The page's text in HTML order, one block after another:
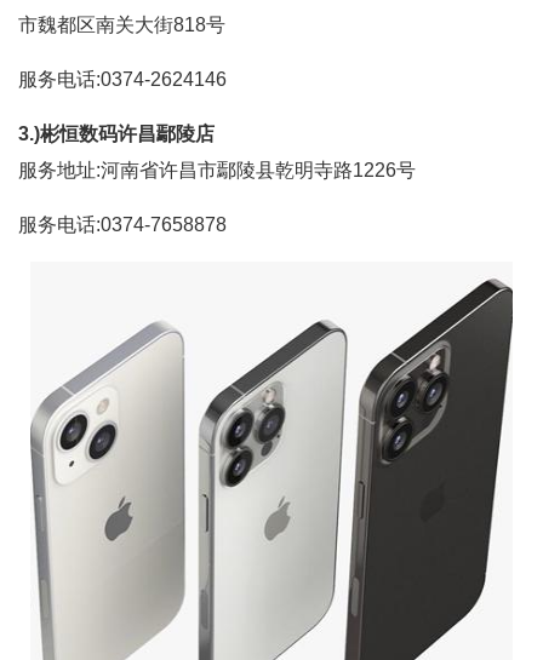
市魏都区南关大街818号
服务电话:0374-2624146
3.)彬恒数码许昌鄢陵店
服务地址:河南省许昌市鄢陵县乾明寺路1226号
服务电话:0374-7658878